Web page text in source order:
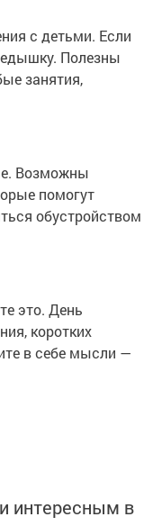
с детьми. Если
Полезны
занятия,
Возможны
помогут
обустройством
это. День
коротких
в себе мысли —
интересным в